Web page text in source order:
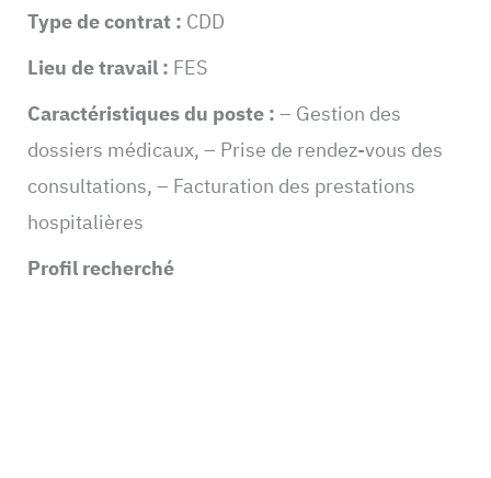
Type de contrat : CDD
Lieu de travail : FES
Caractéristiques du poste :– Gestion des
dossiers médicaux, – Prise de rendez-vous des
consultations, – Facturation des prestations
hospitalières
Profil recherché